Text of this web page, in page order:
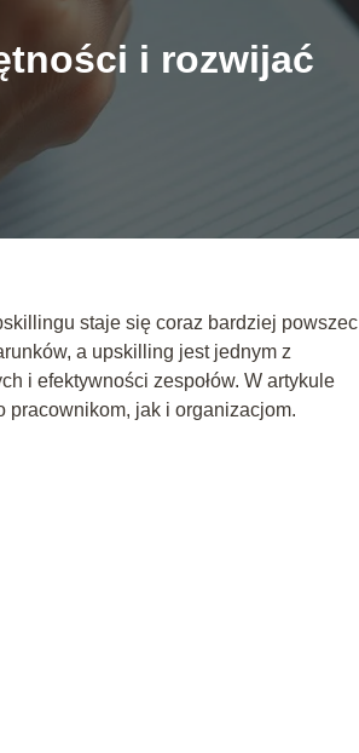
i rozwijać
staje się coraz bardziej
a upskilling jest jednym z
i efektywności zespołów. W artykule
pracownikom, jak i organizacjom.